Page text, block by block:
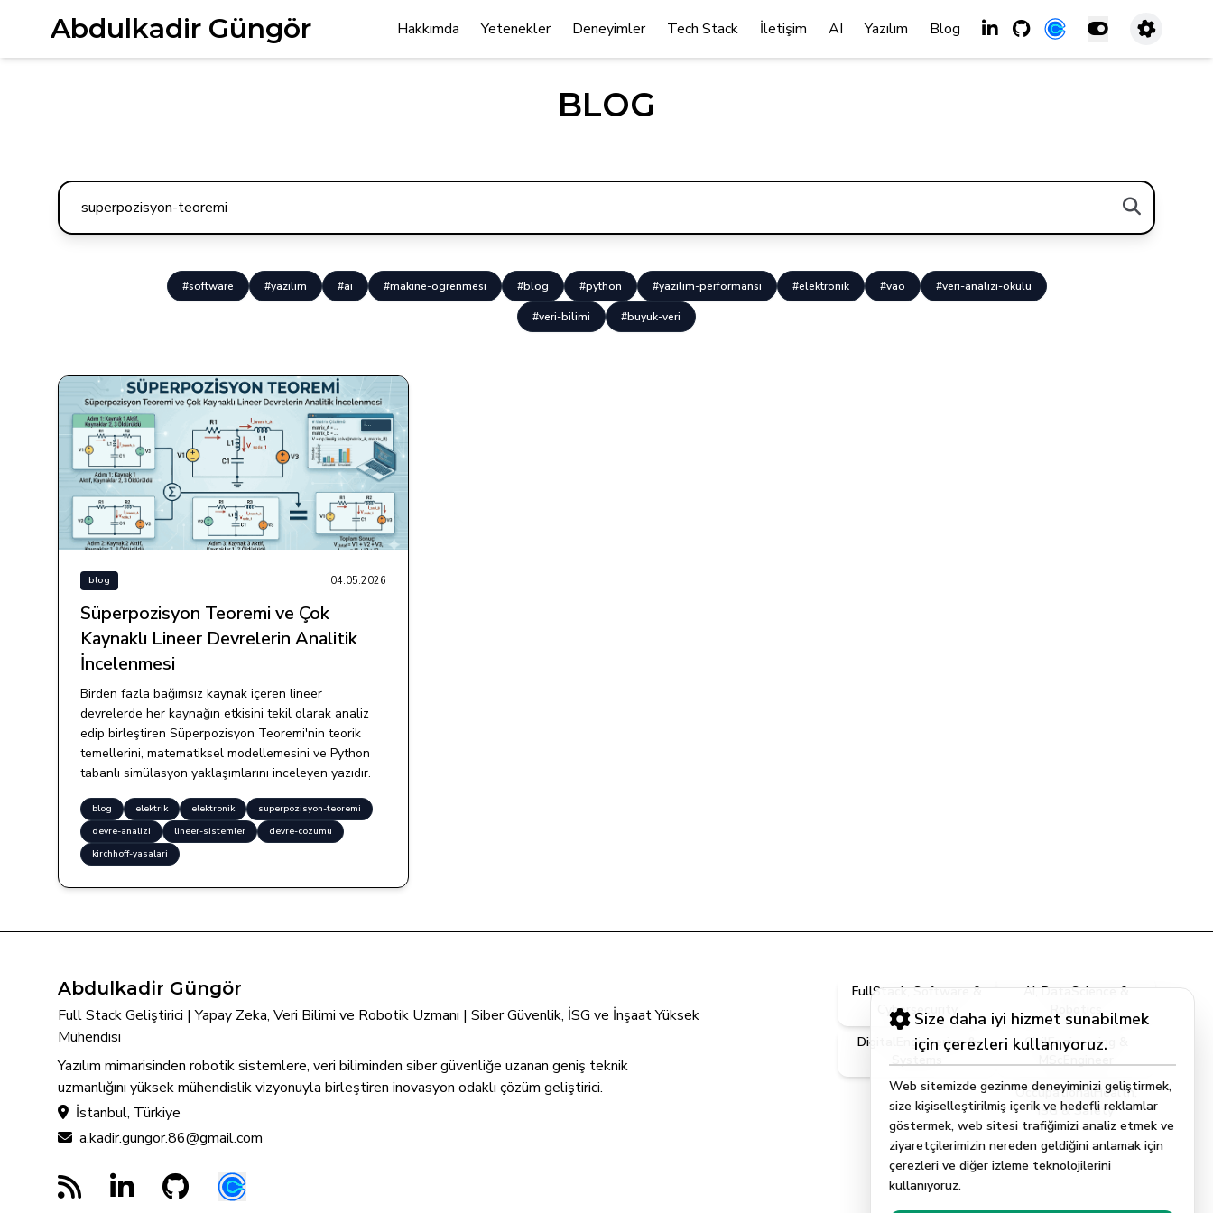
Abdulkadir Güngör Hakkımda Yetenekler Deneyimler Tech Stack İletişim AI Yazılım Blog
Size daha iyi hizmet sunabilmek
için çerezleri kullanıyoruz.
Web sitemizde gezinme deneyiminizi geliştirmek,
size kişiselleştirilmiş içerik ve hedefli reklamlar
göstermek, web sitesi trafiğimizi analiz etmek ve
ziyaretçilerimizin nereden geldiğini anlamak için
çerezleri ve diğer izleme teknolojilerini
kullanıyoruz.
BLOG
#software #yazilim #ai #makine-ogrenmesi #blog #python #yazilim-performansi #elektronik #vao #veri-analizi-okulu
#veri-bilimi #buyuk-veri
blog 04.05.2026
Süperpozisyon Teoremi ve Çok
Kaynaklı Lineer Devrelerin Analitik
İncelenmesi
Birden fazla bağımsız kaynak içeren lineer
devrelerde her kaynağın etkisini tekil olarak analiz
edip birleştiren Süperpozisyon Teoremi'nin teorik
temellerini, matematiksel modellemesini ve Python
tabanlı simülasyon yaklaşımlarını inceleyen yazıdır.
blog elektrik elektronik
superpozisyon-teoremi
devre-analizi
lineer-sistemler
devre-cozumu
kirchhoff-yasalari
Abdulkadir Güngör
Full Stack Geliştirici | Yapay Zeka, Veri Bilimi ve Robotik Uzmanı | Siber Güvenlik, İSG ve İnşaat Yüksek
Mühendisi
Yazılım mimarisinden robotik sistemlere, veri biliminden siber güvenliğe uzanan geniş teknik
uzmanlığını yüksek mühendislik vizyonuyla birleştiren inovasyon odaklı çözüm geliştirici.
İstanbul, Türkiye
a.kadir.gungor.86@gmail.com
FullStack, Software &
Cybersecurity
AI, DataScience &
Robotics
DigitalEngineering &
Systems
CivilEngineering &
MScEngineer
OccupationalHealth,
ISG & Safety